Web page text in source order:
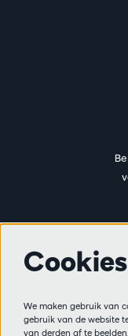
Cookies
We maken gebruik van
gebruik van de website
van derden af te